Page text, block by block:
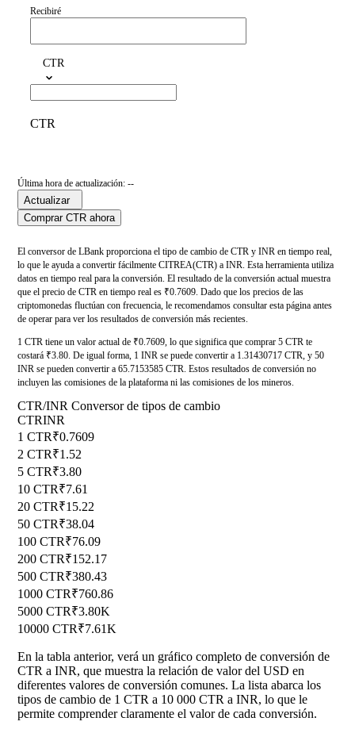
Recibiré
CTR
CTR
Última hora de actualización: --
Actualizar
Comprar CTR ahora
El conversor de LBank proporciona el tipo de cambio de CTR y INR en tiempo real,
lo que le ayuda a convertir fácilmente CITREA(CTR) a INR. Esta herramienta utiliza
datos en tiempo real para la conversión. El resultado de la conversión actual muestra
que el precio de CTR en tiempo real es ₹0.7609. Dado que los precios de las
criptomonedas fluctúan con frecuencia, le recomendamos consultar esta página antes
de operar para ver los resultados de conversión más recientes.
1 CTR tiene un valor actual de ₹0.7609, lo que significa que comprar 5 CTR te
costará ₹3.80. De igual forma, 1 INR se puede convertir a 1.31430717 CTR, y 50
INR se pueden convertir a 65.7153585 CTR. Estos resultados de conversión no
incluyen las comisiones de la plataforma ni las comisiones de los mineros.
CTR/INR Conversor de tipos de cambio
CTRINR
1 CTR₹0.7609
2 CTR₹1.52
5 CTR₹3.80
10 CTR₹7.61
20 CTR₹15.22
50 CTR₹38.04
100 CTR₹76.09
200 CTR₹152.17
500 CTR₹380.43
1000 CTR₹760.86
5000 CTR₹3.80K
10000 CTR₹7.61K
En la tabla anterior, verá un gráfico completo de conversión de
CTR a INR, que muestra la relación de valor del USD en
diferentes valores de conversión comunes. La lista abarca los
tipos de cambio de 1 CTR a 10 000 CTR a INR, lo que le
permite comprender claramente el valor de cada conversión.